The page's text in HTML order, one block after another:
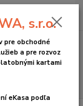
Menu
za0 €
s.r.o.
pre obchodné
a pre rozvoz
kartami
eKasa podľa